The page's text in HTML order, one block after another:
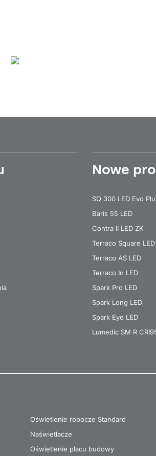
Nowe
SQ 300 LED Evo
Baris 55 LED
Contra II LED ZK
Terraco Square LED
Terraco AS LED
Terraco In LED
Spark Pro LED
Spark Long LED
Spark Eye LED
Lumedic SM R
Oświetlenie robocze Standard
Naświetlacze
Oświetlenie placu budowy